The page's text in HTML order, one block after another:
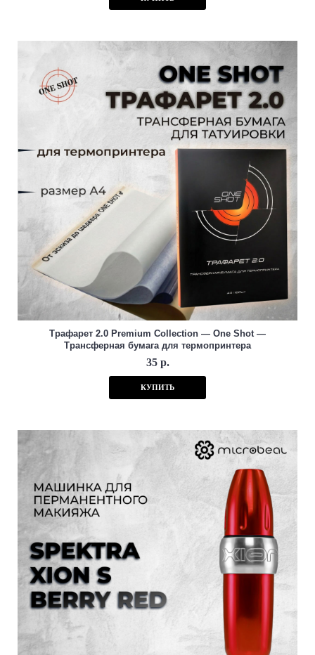
Трафарет 2.0 Premium Collection — One Shot —
Трансферная бумага для термопринтера
35 р.
КУПИТЬ